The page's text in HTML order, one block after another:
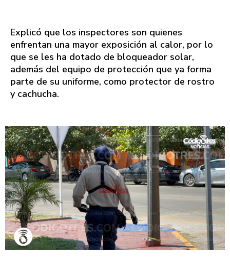
Explicó que los inspectores son quienes
enfrentan una mayor exposición al calor, por lo
que se les ha dotado de bloqueador solar,
además del equipo de protección que ya forma
parte de su uniforme, como protector de rostro
y cachucha.